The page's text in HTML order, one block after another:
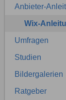
Anbieter-
Wix-
Umfragen
Studien
Bildergalerien
Ratgeber